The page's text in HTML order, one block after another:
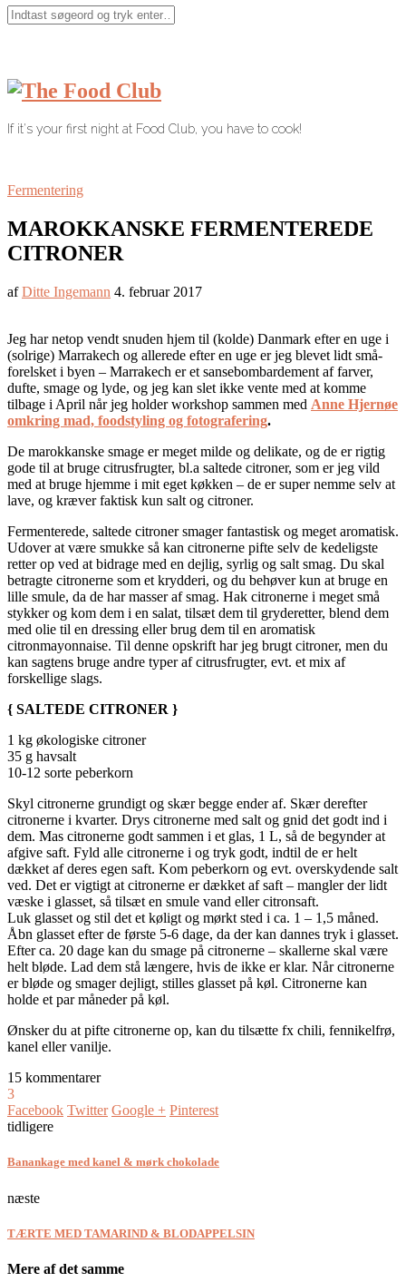
If it's your first night at Food Club, you have to cook!
Fermentering
MAROKKANSKE FERMENTEREDE
CITRONER
afDitte Ingemann 4. februar 2017
Jeg har netop vendt snuden hjem til (kolde) Danmark efter en uge i
(solrige) Marrakech og allerede efter en uge er jeg blevet lidt små-
forelsket i byen – Marrakech er et sansebombardement af farver,
dufte, smage og lyde, og jeg kan slet ikke vente med at komme
tilbage i April når jeg holder workshop sammen med Anne Hjernøe
omkring mad, foodstyling og fotografering.
De marokkanske smage er meget milde og delikate, og de er rigtig
gode til at bruge citrusfrugter, bl.a saltede citroner, som er jeg vild
med at bruge hjemme i mit eget køkken – de er super nemme selv at
lave, og kræver faktisk kun salt og citroner.
Fermenterede, saltede citroner smager fantastisk og meget aromatisk.
Udover at være smukke så kan citronerne pifte selv de kedeligste
retter op ved at bidrage med en dejlig, syrlig og salt smag. Du skal
betragte citronerne som et krydderi, og du behøver kun at bruge en
lille smule, da de har masser af smag. Hak citronerne i meget små
stykker og kom dem i en salat, tilsæt dem til gryderetter, blend dem
med olie til en dressing eller brug dem til en aromatisk
citronmayonnaise. Til denne opskrift har jeg brugt citroner, men du
kan sagtens bruge andre typer af citrusfrugter, evt. et mix af
forskellige slags.
{ SALTEDE CITRONER }
1 kg økologiske citroner
35 g havsalt
10-12 sorte peberkorn
Skyl citronerne grundigt og skær begge ender af. Skær derefter
citronerne i kvarter. Drys citronerne med salt og gnid det godt ind i
dem. Mas citronerne godt sammen i et glas, 1 L, så de begynder at
afgive saft. Fyld alle citronerne i og tryk godt, indtil de er helt
dækket af deres egen saft. Kom peberkorn og evt. overskydende salt
ved. Det er vigtigt at citronerne er dækket af saft – mangler der lidt
væske i glasset, så tilsæt en smule vand eller citronsaft.
Luk glasset og stil det et køligt og mørkt sted i ca. 1 – 1,5 måned.
Åbn glasset efter de første 5-6 dage, da der kan dannes tryk i glasset.
Efter ca. 20 dage kan du smage på citronerne – skallerne skal være
helt bløde. Lad dem stå længere, hvis de ikke er klar. Når citronerne
er bløde og smager dejligt, stilles glasset på køl. Citronerne kan
holde et par måneder på køl.
Ønsker du at pifte citronerne op, kan du tilsætte fx chili, fennikelfrø,
kanel eller vanilje.
15 kommentarer
3
Facebook Twitter Google + Pinterest
tidligere
Banankage med kanel & mørk chokolade
næste
TÆRTE MED TAMARIND & BLODAPPELSIN
Mere af det samme